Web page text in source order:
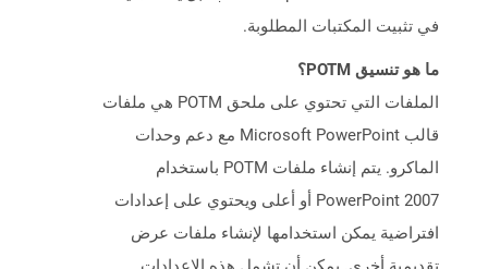
في تثبيت المكتبات المطلوبة.
ما هو تنسيق POTM؟
الملفات التي تحتوي على ملحق POTM هي ملفات
قالب Microsoft PowerPoint مع دعم وحدات
الماكرو. يتم إنشاء ملفات POTM باستخدام
PowerPoint 2007 أو أعلى ويحتوي على إعدادات
افتراضية يمكن استخدامها لإنشاء ملفات عرض